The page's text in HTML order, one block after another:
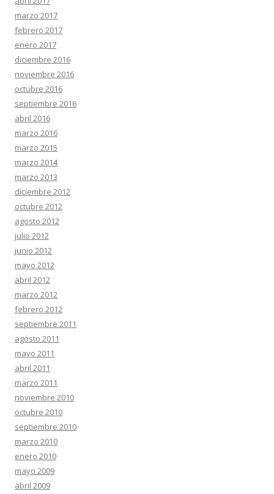
marzo 2017
febrero 2017
enero 2017
diciembre 2016
noviembre 2016
octubre 2016
septiembre 2016
abril 2016
marzo 2016
marzo 2015
marzo 2014
marzo 2013
diciembre 2012
octubre 2012
agosto 2012
julio 2012
junio 2012
mayo 2012
abril 2012
marzo 2012
febrero 2012
septiembre 2011
agosto 2011
mayo 2011
abril 2011
marzo 2011
noviembre 2010
octubre 2010
septiembre 2010
marzo 2010
enero 2010
mayo 2009
abril 2009